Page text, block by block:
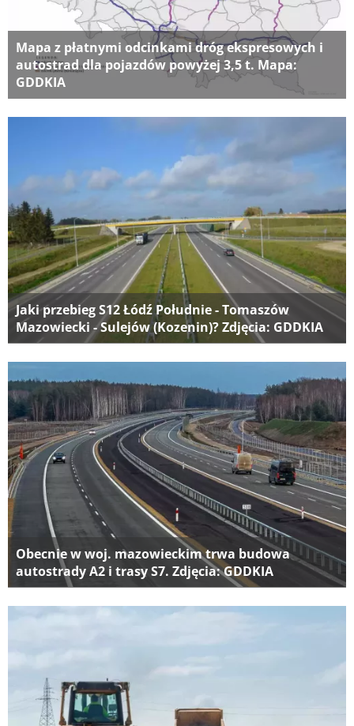
Mapa z płatnymi odcinkami dróg ekspresowych i
autostrad dla pojazdów powyżej 3,5 t. Mapa:
GDDKIA
Jaki przebieg S12 Łódź Południe - Tomaszów
Mazowiecki - Sulejów (Kozenin)? Zdjęcia: GDDKIA
Obecnie w woj. mazowieckim trwa budowa
autostrady A2 i trasy S7. Zdjęcia: GDDKIA